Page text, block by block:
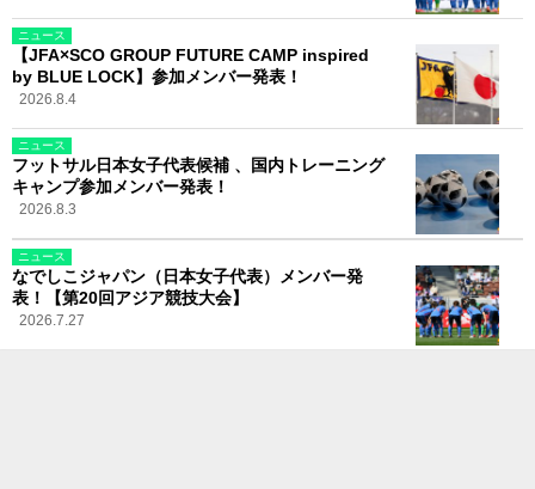
ニュース
【JFA×SCO GROUP FUTURE CAMP inspired
by BLUE LOCK】参加メンバー発表！
2026.8.4
ニュース
フットサル日本女子代表候補 、国内トレーニング
キャンプ参加メンバー発表！
2026.8.3
ニュース
なでしこジャパン（日本女子代表）メンバー発
表！【第20回アジア競技大会】
2026.7.27